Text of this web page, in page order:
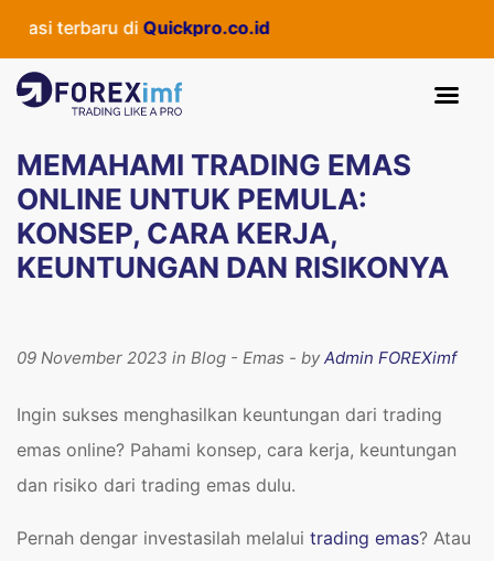
terbaru diQuickpro.co.id
MEMAHAMI TRADING EMAS
ONLINE UNTUK PEMULA:
KONSEP, CARA KERJA,
KEUNTUNGAN DAN RISIKONYA
09 November 2023 in Blog - Emas - byAdmin FOREXimf
Ingin sukses menghasilkan keuntungan dari trading
emas online? Pahami konsep, cara kerja, keuntungan
dan risiko dari trading emas dulu.
Pernah dengar investasilah melalui trading emas? Atau